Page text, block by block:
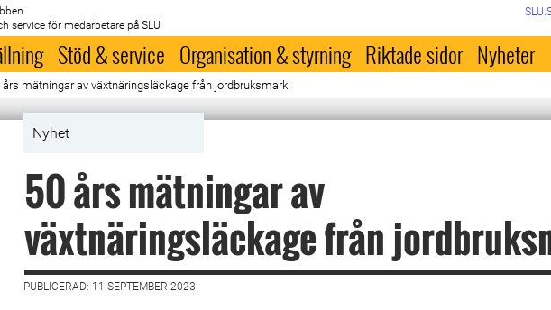
service för medarbetare på SLU
Stöd & service Organisation & styrning Riktade sidor Nyheter
års mätningar av växtnäringsläckage från jordbruksmark
Nyhet
50 års mätningar av
växtnäringsläckage från
PUBLICERAD: 11 SEPTEMBER 2023